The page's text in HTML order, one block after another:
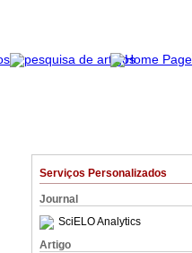
Serviços Personalizados
Journal
SciELO Analytics
Artigo